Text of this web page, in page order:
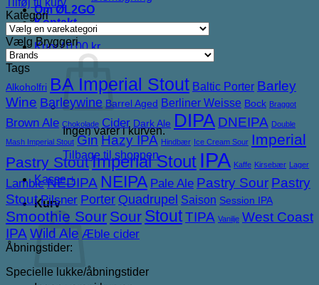
Om ØL2GO
Kontakt
Kurv /0,00kr.
Ingen varer i kurven.
Tilbage til shoppen
Kasse +
Kurv
Tilføj til kurv
Kategori
Vælg Bryggeri
Tags
Alkoholfri BA Imperial Stout Baltic Porter Barley
Wine Barleywine Barrel Aged Berliner Weisse Bock Braggot
Brown Ale Chokolade Cider Dark Ale DIPA DNEIPA Double
Mash Imperial Stout Gin Hazy IPA Hindbær Ice Cream Sour Imperial
Pastry StoutImperial Stout IPA Kaffe Kirsebær Lager
Lambic NEDIPA NEIPA Pale Ale Pastry Sour Pastry
Stout Pilsner Porter Quadrupel Saison Session IPA
Smoothie Sour Sour StoutTIPA Vanilje West Coast
IPA Wild Ale Æble cider
Åbningstider:
Specielle lukke/åbningstider